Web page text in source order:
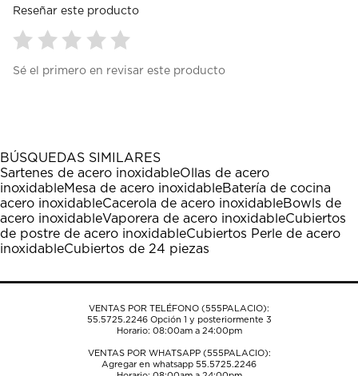
Reseñar este producto
para
1
estrella
Esta
acción
abrirá
el
formulario
de
para
estrellas.
Esta
acción
abrirá
el
formulario
de
para
estrellas.
Esta
acción
abrirá
el
formulario
de
para
estrellas.
Esta
acción
abrirá
el
formulario
de
para
estrellas.
Esta
acción
abrirá
el
formulario
de
Sé el primero en revisar este producto
BÚSQUEDAS SIMILARES
Sartenes de acero inoxidableOllas de acero
inoxidableMesa de acero inoxidableBatería de cocina
acero inoxidableCacerola de acero inoxidableBowls de
acero inoxidableVaporera de acero inoxidableCubiertos
de postre de acero inoxidableCubiertos Perle de acero
inoxidableCubiertos de 24 piezas
VENTAS POR TELÉFONO (555PALACIO):
55.5725.2246Opción 1 y posteriormente 3
Horario: 08:00am a 24:00pm
VENTAS POR WHATSAPP (555PALACIO):
Agregar en whatsapp 55.5725.2246